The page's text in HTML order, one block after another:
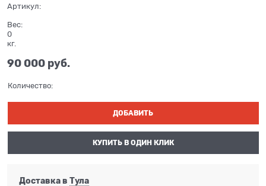
Артикул:
Вес:
0
кг.
90 000 руб.
Количество:
ДОБАВИТЬ
КУПИТЬ В ОДИН КЛИК
Доставка в Тула